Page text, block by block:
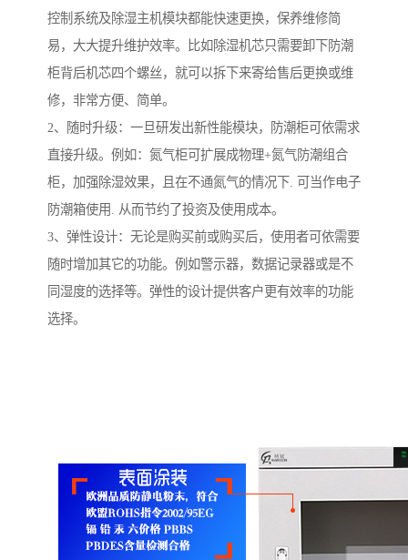
控制系统及除湿主机模块都能快速更换，保养维修简
易，大大提升维护效率。比如除湿机芯只需要卸下防潮
柜背后机芯四个螺丝，就可以拆下来寄给售后更换或维
修，非常方便、简单。
2、随时升级：一旦研发出新性能模块，防潮柜可依需求
直接升级。例如：氮气柜可扩展成物理+氮气防潮组合
柜，加强除湿效果，且在不通氮气的情况下. 可当作电子
防潮箱使用. 从而节约了投资及使用成本。
3、弹性设计：无论是购买前或购买后，使用者可依需要
随时增加其它的功能。例如警示器，数据记录器或是不
同湿度的选择等。弹性的设计提供客户更有效率的功能
选择。